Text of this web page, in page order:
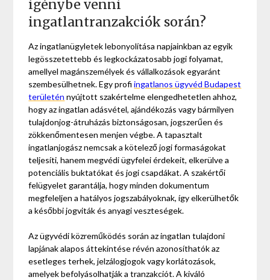
igénybe venni
ingatlantranzakciók során?
Az ingatlanügyletek lebonyolítása napjainkban az egyik
legösszetettebb és legkockázatosabb jogi folyamat,
amellyel magánszemélyek és vállalkozások egyaránt
szembesülhetnek. Egy profiingatlanos ügyvéd Budapest
területén nyújtott szakértelme elengedhetetlen ahhoz,
hogy az ingatlan adásvétel, ajándékozás vagy bármilyen
tulajdonjog-átruházás biztonságosan, jogszerűen és
zökkenőmentesen menjen végbe. A tapasztalt
ingatlanjogász nemcsak a kötelező jogi formaságokat
teljesíti, hanem megvédi ügyfelei érdekeit, elkerülve a
potenciális buktatókat és jogi csapdákat. A szakértői
felügyelet garantálja, hogy minden dokumentum
megfeleljen a hatályos jogszabályoknak, így elkerülhetők
a későbbi jogviták és anyagi veszteségek.
Az ügyvédi közreműködés során az ingatlan tulajdoni
lapjának alapos áttekintése révén azonosíthatók az
esetleges terhek, jelzálogjogok vagy korlátozások,
amelyek befolyásolhatják a tranzakciót. A kiváló